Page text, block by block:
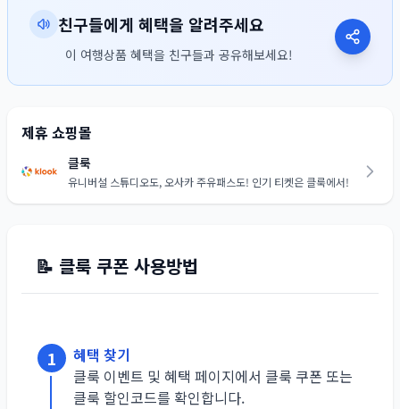
친구들에게 혜택을 알려주세요
이 여행상품 혜택을 친구들과 공유해보세요!
제휴 쇼핑몰
클룩
유니버설 스튜디오도, 오사카 주유패스도! 인기 티켓은 클룩에서!
📝 클룩 쿠폰 사용방법
1
혜택 찾기
클룩 이벤트 및 혜택 페이지에서 클룩 쿠폰 또는
클룩 할인코드를 확인합니다.